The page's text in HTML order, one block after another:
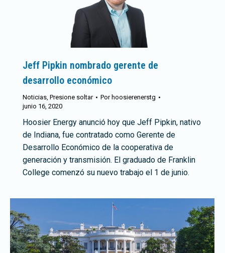
Jeff Pipkin nombrado gerente de
desarrollo económico
Noticias Presione soltar Porhoosierenerstg
junio 16, 2020
Hoosier Energy anunció hoy que Jeff Pipkin, nativo
de Indiana, fue contratado como Gerente de
Desarrollo Económico de la cooperativa de
generación y transmisión. El graduado de Franklin
College comenzó su nuevo trabajo el 1 de junio.